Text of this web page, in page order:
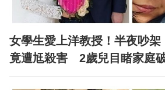
女學生愛上洋教授！半夜吵架
竟遭尪殺害 2歲兒目睹家庭